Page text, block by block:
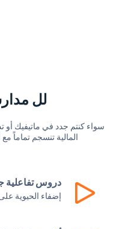
لل
سواء كنتم جدد في ماتيفيك أو
المالية تنسجم تماماً
دروس تفاعلية
إضفاء الحيوية